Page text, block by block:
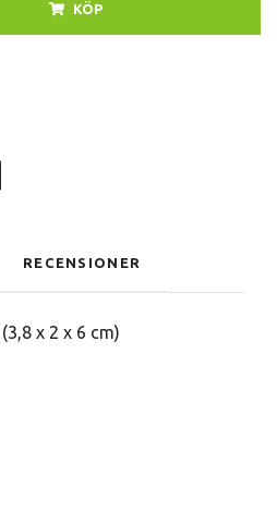
KÖP
RECENSIONER
x 2 x 6 cm)